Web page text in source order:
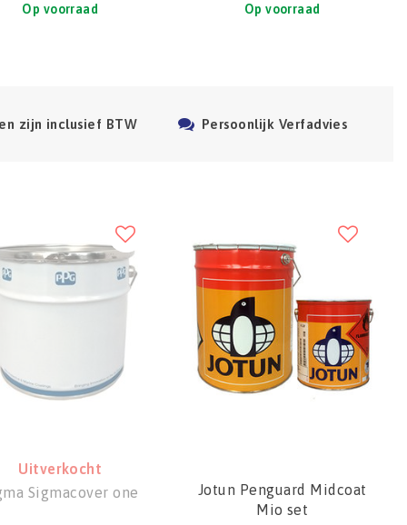
Op voorraad Op voorraad
zijn inclusief BTW Persoonlijk Verfadvies
Uitverkocht
Sigmacover one
Jotun Penguard Midcoat
Mio set